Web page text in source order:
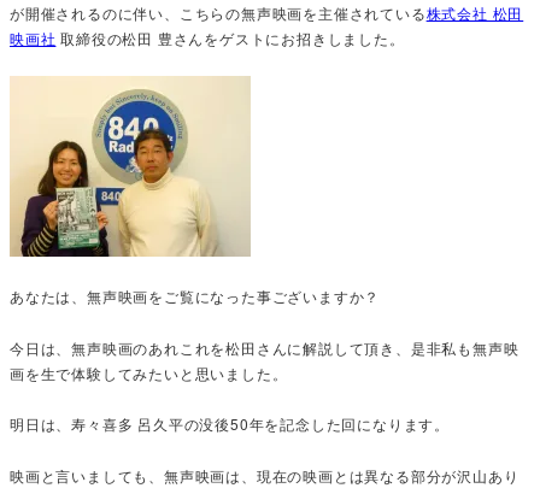
が開催されるのに伴い、こちらの無声映画を主催されている株式会社 松田
映画社 取締役の松田 豊さんをゲストにお招きしました。
あなたは、無声映画をご覧になった事ございますか？
今日は、無声映画のあれこれを松田さんに解説して頂き、是非私も無声映
画を生で体験してみたいと思いました。
明日は、寿々喜多 呂久平の没後50年を記念した回になります。
映画と言いましても、無声映画は、現在の映画とは異なる部分が沢山あり